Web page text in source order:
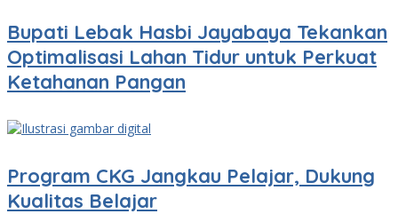
Bupati Lebak Hasbi Jayabaya Tekankan
Optimalisasi Lahan Tidur untuk Perkuat
Ketahanan Pangan
Program CKG Jangkau Pelajar, Dukung
Kualitas Belajar